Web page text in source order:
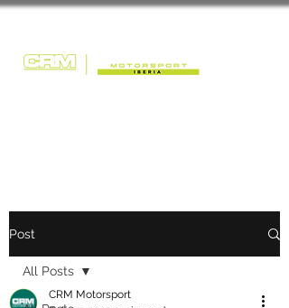
Post
All Posts
CRM Motorsport